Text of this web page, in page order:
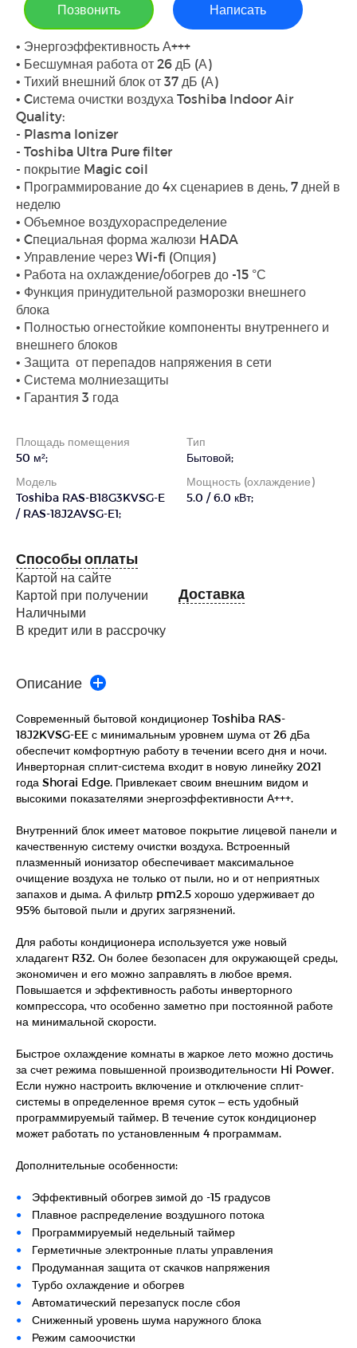
Позвонить Написать
• Энергоэффективность А+++
• Бесшумная работа от 26 дБ (А)
• Тихий внешний блок от 37 дБ (А)
• Cистема очистки воздуха Toshiba Indoor Air
Quality:
- Plasma Ionizer
- Toshiba Ultra Pure filter
- покрытие Magic coil
• Программирование до 4х сценариев в день, 7 дней в
неделю
• Объемное воздухораспределение
• Cпециальная форма жалюзи HADA
• Управление через Wi-fi (Опция)
• Работа на охлаждение/обогрев до -15 °С
• Функция принудительной разморозки внешнего
блока
• Полностью огнестойкие компоненты внутреннего и
внешнего блоков
• Защита от перепадов напряжения в сети
• Система молниезащиты
• Гарантия 3 года
Площадь помещения
50 м²;
Тип
Бытовой;
Модель
Toshiba RAS-B18G3KVSG-E
/ RAS-18J2AVSG-E1;
Мощность (охлаждение)
5.0 / 6.0 кВт;
Способы оплаты
Картой на сайте
Картой при получении
Наличными
В кредит или в рассрочку
Доставка
Описание
Современный бытовой кондиционер Toshiba RAS-
18J2KVSG-EE с минимальным уровнем шума от 26 дБа
обеспечит комфортную работу в течении всего дня и ночи.
Инверторная сплит-система входит в новую линейку 2021
года Shorai Edge. Привлекает своим внешним видом и
высокими показателями энергоэффективности А+++.
Внутренний блок имеет матовое покрытие лицевой панели и
качественную систему очистки воздуха. Встроенный
плазменный ионизатор обеспечивает максимальное
очищение воздуха не только от пыли, но и от неприятных
запахов и дыма. А фильтр pm2.5 хорошо удерживает до
95% бытовой пыли и других загрязнений.
Для работы кондиционера используется уже новый
хладагент R32. Он более безопасен для окружающей среды,
экономичен и его можно заправлять в любое время.
Повышается и эффективность работы инверторного
компрессора, что особенно заметно при постоянной работе
на минимальной скорости.
Быстрое охлаждение комнаты в жаркое лето можно достичь
за счет режима повышенной производительности Hi Power.
Если нужно настроить включение и отключение сплит-
системы в определенное время суток – есть удобный
программируемый таймер. В течение суток кондиционер
может работать по установленным 4 программам.
Дополнительные особенности:
Эффективный обогрев зимой до -15 градусов
Плавное распределение воздушного потока
Программируемый недельный таймер
Герметичные электронные платы управления
Продуманная защита от скачков напряжения
Турбо охлаждение и обогрев
Автоматический перезапуск после сбоя
Сниженный уровень шума наружного блока
Режим самоочистки